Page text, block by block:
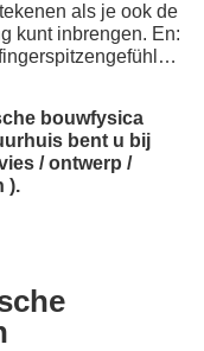
als je ook de
kunt inbrengen. En:
bouwfysica
bent u bij
/ ontwerp /
).